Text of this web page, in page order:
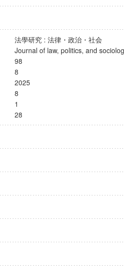
法學研究 : 法律・政治・社会
Journal of law, politics, and
98
8
2025
8
1
28